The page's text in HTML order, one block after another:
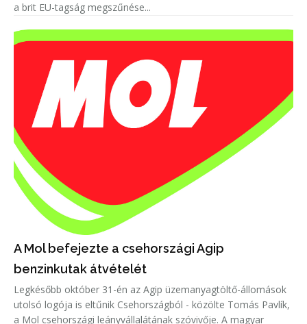
a brit EU-tagság megszűnése...
A Mol befejezte a csehországi Agip
benzinkutak átvételét
Legkésőbb október 31-én az Agip üzemanyagtöltő-állomások
utolsó logója is eltűnik Csehországból - közölte Tomás Pavlík,
a Mol csehországi leányvállalátának szóvivője. A magyar